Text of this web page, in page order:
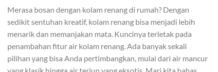
Merasa bosan dengan kolam renang di rumah? Dengan
sedikit sentuhan kreatif, kolam renang bisa menjadi lebih
menarik dan memanjakan mata. Kuncinya terletak pada
penambahan fitur air kolam renang. Ada banyak sekali
pilihan yang bisa Anda pertimbangkan, mulai dari air mancur